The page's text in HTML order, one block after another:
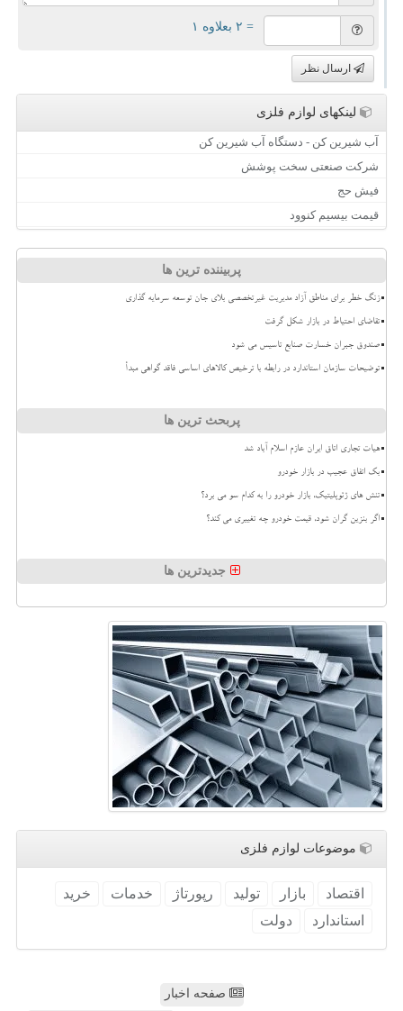
= ۲ بعلاوه ۱
ارسال نظر
لینکهای لوازم فلزی
آب شیرین کن - دستگاه آب شیرین کن
شرکت صنعتی سخت پوشش
فیش حج
قیمت بیسیم کنوود
پربیننده ترین ها
زنگ خطر برای مناطق آزاد مدیریت غیرتخصصی بلای جان توسعه سرمایه گذاری
تقاضای احتیاط در بازار شکل گرفت
صندوق جبران خسارت صنایع تاسیس می شود
توضیحات سازمان استاندارد در رابطه با ترخیص کالاهای اساسی فاقد گواهی مبدأ
پربحث ترین ها
هیات تجاری اتاق ایران عازم اسلام آباد شد
بک اتفاق عجیب در بازار خودرو
تنش های ژئوپلیتیک، بازار خودرو را به کدام سو می برد؟
اگر بنزین گران شود، قیمت خودرو چه تغییری می کند؟
جدیدترین ها
موضوعات لوازم فلزی
اقتصاد بازار تولید رپورتاژ خدمات
خرید
استاندارد
دولت
صفحه اخبار